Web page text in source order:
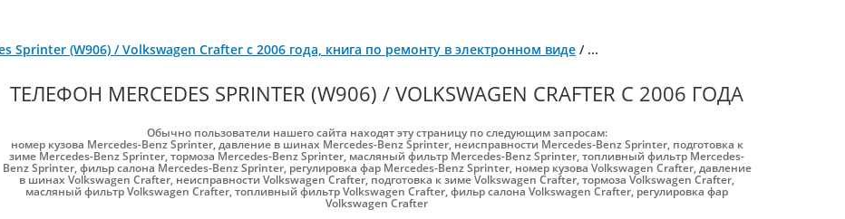
Sprinter (W906) / Volkswagen Crafter с 2006 года, книга по ремонту в электронном виде / ...
ТЕЛЕФОН MERCEDES SPRINTER (W906) / VOLKSWAGEN CRAFTER С 2006 ГОДА
Обычно пользователи нашего сайта находят эту страницу по следующим запросам:
номер кузова Mercedes-Benz Sprinter,давление в шинах Mercedes-Benz Sprinter, неисправности Mercedes-Benz Sprinter, подготовка к
зиме Mercedes-Benz Sprinter,тормоза Mercedes-Benz Sprinter, масляный фильтр Mercedes-Benz Sprinter,топливный фильтр Mercedes-
Benz Sprinter,фильр салона Mercedes-Benz Sprinter, регулировка фар Mercedes-Benz Sprinter, номер кузова Volkswagen Crafter,давление
в шинах Volkswagen Crafter, неисправности Volkswagen Crafter, подготовка к зиме Volkswagen Crafter,тормоза Volkswagen Crafter,
масляный фильтр Volkswagen Crafter,топливный фильтр Volkswagen Crafter,фильр салона Volkswagen Crafter, регулировка фар
Volkswagen Crafter